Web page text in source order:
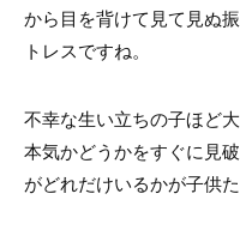
から目を背けて見て見ぬ
トレスですね。
不幸な生い立ちの子ほど
本気かどうかをすぐに見
がどれだけいるかが子供